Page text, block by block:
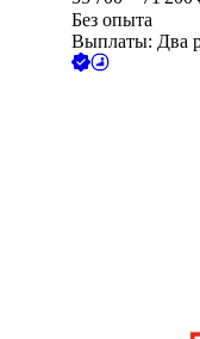
Без опыта
Выплаты: Два